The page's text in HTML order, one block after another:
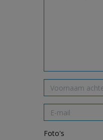
Foto's